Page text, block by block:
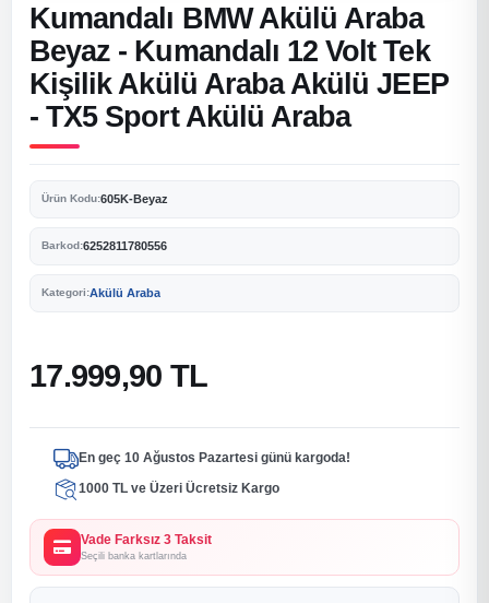
Kumandalı BMW Akülü Araba
Beyaz - Kumandalı 12 Volt Tek
Kişilik Akülü Araba Akülü JEEP
- TX5 Sport Akülü Araba
Ürün Kodu:605K-Beyaz
Barkod:6252811780556
Kategori:Akülü Araba
17.999,90 TL
En geç 10 Ağustos Pazartesi günü kargoda!
1000 TL ve Üzeri Ücretsiz Kargo
Vade Farksız 3 Taksit
Seçili banka kartlarında